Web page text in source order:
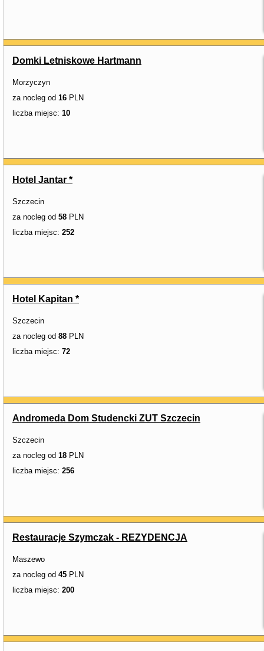
Domki Letniskowe Hartmann
Morzyczyn
za nocleg od 16 PLN
liczba miejsc: 10
Hotel Jantar *
Szczecin
za nocleg od 58 PLN
liczba miejsc: 252
Hotel Kapitan *
Szczecin
za nocleg od 88 PLN
liczba miejsc: 72
Andromeda Dom Studencki ZUT Szczecin
Szczecin
za nocleg od 18 PLN
liczba miejsc: 256
Restauracje Szymczak - REZYDENCJA
Maszewo
za nocleg od 45 PLN
liczba miejsc: 200